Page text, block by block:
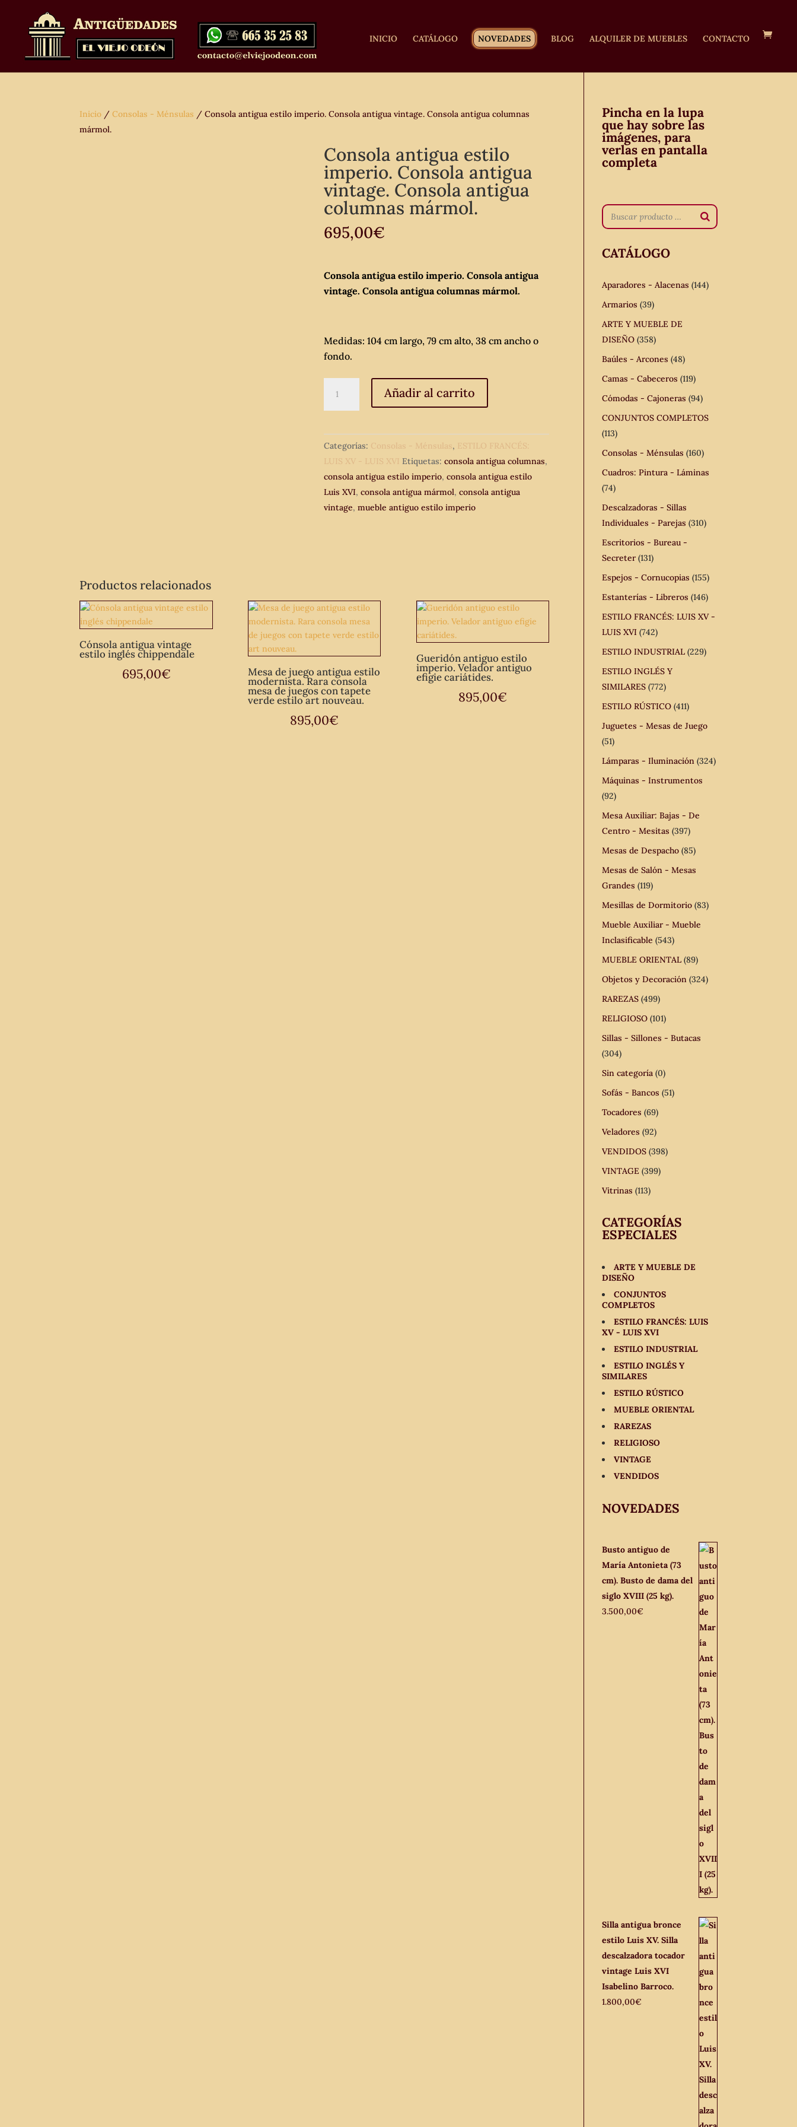
INICIO CATÁLOGO NOVEDADES BLOG ALQUILER DE MUEBLES CONTACTO
Inicio /Consolas - Ménsulas / Consola antigua estilo imperio. Consola antigua vintage. Consola antigua columnas
mármol.
Consola antigua estilo
imperio. Consola antigua
vintage. Consola antigua
columnas mármol.
695,00€
Consola antigua estilo imperio. Consola antigua
vintage. Consola antigua columnas mármol.
Medidas: 104 cm largo, 79 cm alto, 38 cm ancho o
fondo.
antigua
imperio.
Consola
antigua
vintage.
Consola
antigua
Añadir al carrito
Categorías: Consolas - Ménsulas, ESTILO FRANCÉS:
LUIS XV - LUIS XVI Etiquetas:consola antigua columnas,
consola antigua estilo imperio,consola antigua estilo
Luis XVI,consola antigua mármol,consola antigua
vintage,mueble antiguo estilo imperio
Productos relacionados
Cónsola antigua vintage
estilo inglés chippendale
695,00€ Mesa de juego antigua estilo
modernista. Rara consola
mesa de juegos con tapete
verde estilo art nouveau.
895,00€
Gueridón antiguo estilo
imperio. Velador antiguo
efigie cariátides.
895,00€
Pincha en la lupa
que hay sobre las
imágenes, para
verlas en pantalla
completa
CATÁLOGO
Aparadores - Alacenas (144)
Armarios (39)
ARTE Y MUEBLE DE
DISEÑO (358)
Baúles - Arcones (48)
Camas - Cabeceros (119)
Cómodas - Cajoneras (94)
CONJUNTOS COMPLETOS
(113)
Consolas - Ménsulas (160)
Cuadros: Pintura - Láminas
(74)
Descalzadoras - Sillas
Individuales - Parejas (310)
Escritorios - Bureau -
Secreter (131)
Espejos - Cornucopias (155)
Estanterías - Libreros (146)
ESTILO FRANCÉS: LUIS XV -
LUIS XVI (742)
ESTILO INDUSTRIAL (229)
ESTILO INGLÉS Y
SIMILARES (772)
ESTILO RÚSTICO (411)
Juguetes - Mesas de Juego
(51)
Lámparas - Iluminación (324)
Máquinas - Instrumentos
(92)
Mesa Auxiliar: Bajas - De
Centro - Mesitas (397)
Mesas de Despacho (85)
Mesas de Salón - Mesas
Grandes (119)
Mesillas de Dormitorio (83)
Mueble Auxiliar - Mueble
Inclasificable (543)
MUEBLE ORIENTAL (89)
Objetos y Decoración (324)
RAREZAS (499)
RELIGIOSO (101)
Sillas - Sillones - Butacas
(304)
Sin categoría (0)
Sofás - Bancos (51)
Tocadores (69)
Veladores (92)
VENDIDOS (398)
VINTAGE (399)
Vitrinas (113)
CATEGORÍAS
ESPECIALES
ARTE Y MUEBLE DE
DISEÑO
CONJUNTOS
COMPLETOS
ESTILO FRANCÉS: LUIS
XV - LUIS XVI
ESTILO INDUSTRIAL
ESTILO INGLÉS Y
SIMILARES
ESTILO RÚSTICO
MUEBLE ORIENTAL
RAREZAS
RELIGIOSO
VINTAGE
VENDIDOS
NOVEDADES
Busto antiguo de
María Antonieta (73
cm). Busto de dama del
siglo XVIII (25 kg).
3.500,00€
Silla antigua bronce
estilo Luis XV. Silla
descalzadora tocador
vintage Luis XVI
Isabelino Barroco.
1.800,00€